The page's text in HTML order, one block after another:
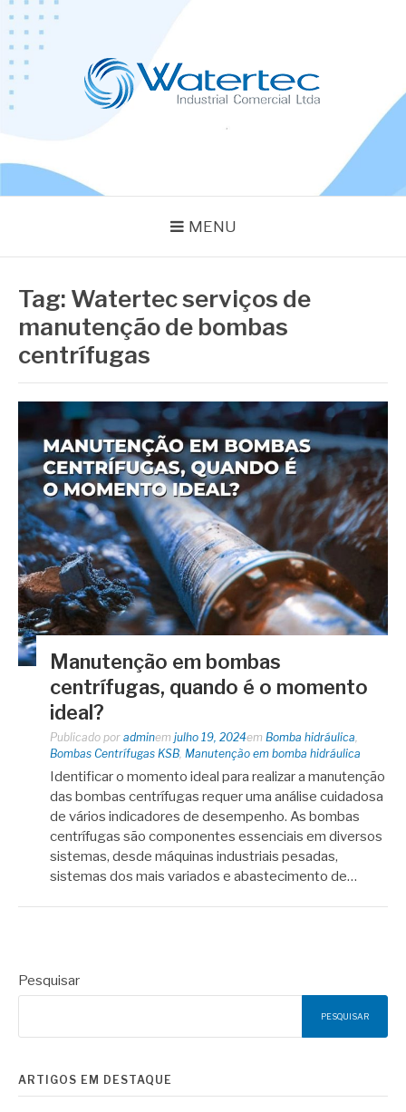
Pular
para
conteúdo
MENU
Tag: Watertec serviços de
manutenção de bombas
centrífugas
Manutenção em bombas
centrífugas, quando é o momento
ideal?
Publicado por adminem julho 19, 2024em Bomba hidráulica
Bombas Centrífugas KSB Manutenção em bomba hidráulica
Identificar o momento ideal para realizar a manutenção
das bombas centrífugas requer uma análise cuidadosa
de vários indicadores de desempenho. As bombas
centrífugas são componentes essenciais em diversos
sistemas, desde máquinas industriais pesadas,
sistemas dos mais variados e abastecimento de…
Pesquisar
PESQUISAR
ARTIGOS EM DESTAQUE